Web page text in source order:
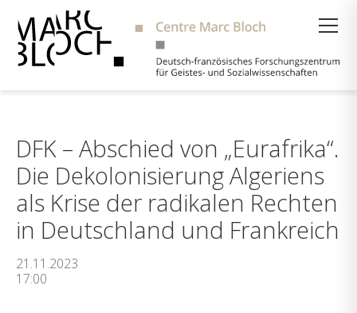
DFK – Abschied von „Eurafrika“.
Die Dekolonisierung Algeriens
als Krise der radikalen Rechten
in Deutschland und Frankreich
21.11.2023
17:00